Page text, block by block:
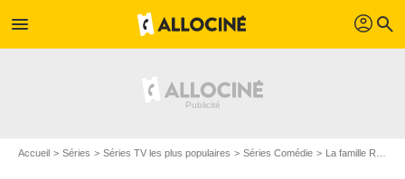
menu profil search
Accueil Séries Séries TV les plus populaires Séries Comédie La famille Rose